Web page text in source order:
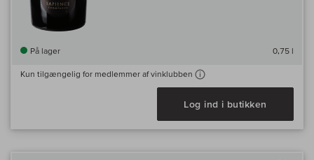
På lager 0,75 l
Kun tilgængelig for medlemmer af vinklubben
Log ind i butikken